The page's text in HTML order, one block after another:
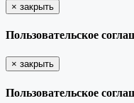
× закрыть
Пользовательское
× закрыть
Пользовательское